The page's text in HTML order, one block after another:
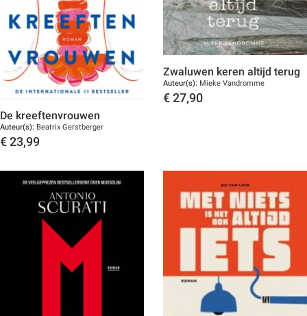
De kreeftenvrouwen
Auteur(s): Beatrix Gerstberger
€ 23,99
Zwaluwen keren altijd terug
Auteur(s): Mieke Vandromme
€ 27,90